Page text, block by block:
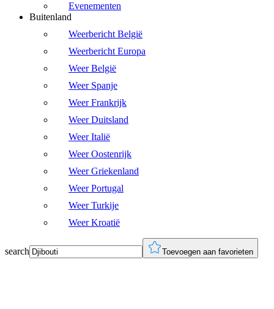
Evenementen
Buitenland
Weerbericht België
Weerbericht Europa
Weer België
Weer Spanje
Weer Frankrijk
Weer Duitsland
Weer Italië
Weer Oostenrijk
Weer Griekenland
Weer Portugal
Weer Turkije
Weer Kroatië
search Toevoegen aan favorieten